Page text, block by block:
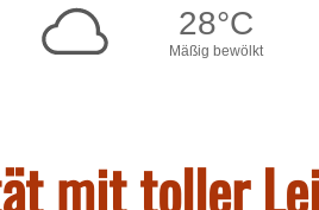
mit toller